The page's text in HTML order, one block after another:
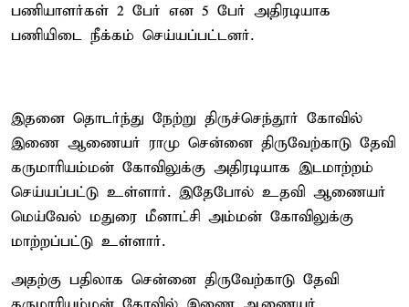
பணியாளர்கள் 2 பேர் என 5 பேர் அதிரடியாக
பணியிடை நீக்கம் செய்யப்பட்டனர்.
இதனை தொடர்ந்து நேற்று திருச்செந்தூர் கோவில்
இணை ஆணையர் ராமு சென்னை திருவேற்காடு தேவி
கருமாரியம்மன் கோவிலுக்கு அதிரடியாக இடமாற்றம்
செய்யப்பட்டு உள்ளார். இதேபோல் உதவி ஆணையர்
மெய்வேல் மதுரை மீனாட்சி அம்மன் கோவிலுக்கு
மாற்றப்பட்டு உள்ளார்.
அதற்கு பதிலாக சென்னை திருவேற்காடு தேவி